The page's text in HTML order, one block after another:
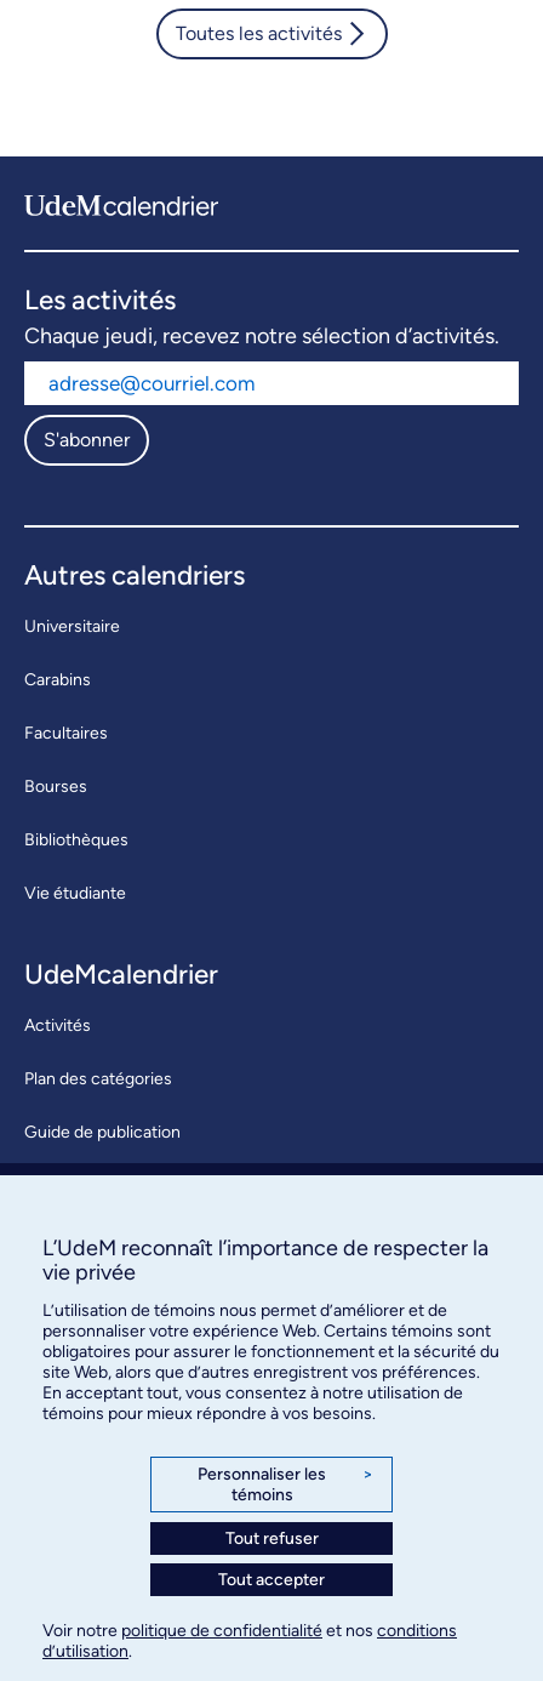
Toutes les activités
Les activités
Chaque jeudi, recevez notre sélection d’activités.
S'abonner
Autres calendriers
Universitaire
Carabins
Facultaires
Bourses
Bibliothèques
Vie étudiante
UdeMcalendrier
Activités
Plan des catégories
Guide de publication
À propos / Nous joindre
des relations publiques
3744, rue Jean-Brillant, bureau 490
Montréal (Québec) H3T 1P1
Paramètres des témoins
© Université de Montréal, 2026. Tous droits
L’UdeM reconnaît l’importance de respecter la
vie privée
L’utilisation de témoins nous permet d’améliorer et de
personnaliser votre expérience Web. Certains témoins sont
obligatoires pour assurer le fonctionnement et la sécurité du
site Web, alors que d’autres enregistrent vos préférences.
En acceptant tout, vous consentez à notre utilisation de
témoins pour mieux répondre à vos besoins.
Personnaliser les
témoins
>
Tout refuser
Tout accepter
Voir notre politique de confidentialitéet nos conditions
d’utilisation.